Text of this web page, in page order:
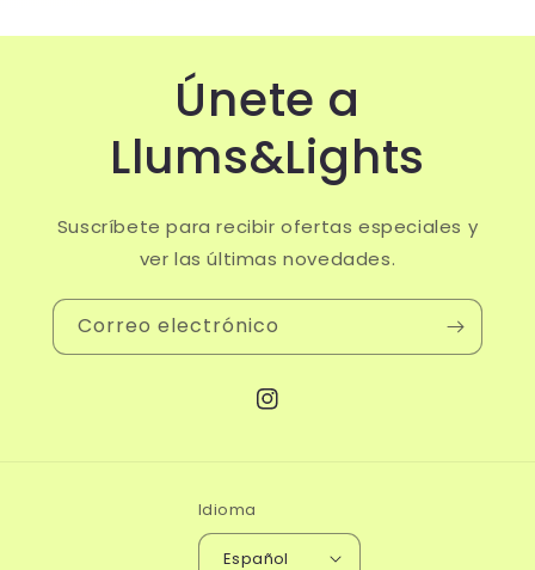
Únete a
Llums&Lights
Suscríbete para recibir ofertas especiales y
ver las últimas novedades.
Correo electrónico
Instagram
Idioma
Español